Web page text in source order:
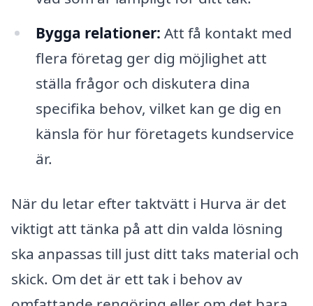
Bygga relationer: Att få kontakt med
flera företag ger dig möjlighet att
ställa frågor och diskutera dina
specifika behov, vilket kan ge dig en
känsla för hur företagets kundservice
är.
När du letar efter taktvätt i Hurva är det
viktigt att tänka på att din valda lösning
ska anpassas till just ditt taks material och
skick. Om det är ett tak i behov av